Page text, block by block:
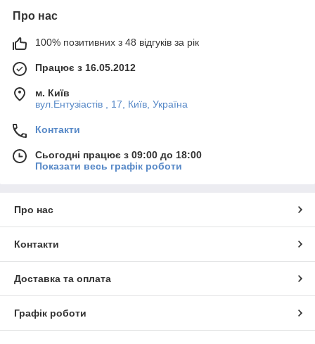
Про нас
100% позитивних з 48 відгуків за рік
Працює з 16.05.2012
м. Київ
вул.Ентузіастів , 17, Київ, Україна
Контакти
Сьогодні працює з 09:00 до 18:00
Показати весь графік роботи
Про нас
Контакти
Доставка та оплата
Графік роботи